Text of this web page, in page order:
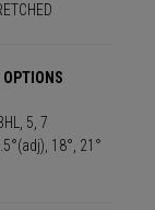
OPTIONS
5, 7
18°, 21°